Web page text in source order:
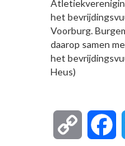
het
Voorburg.
daarop samen
het
Heus)
Copy